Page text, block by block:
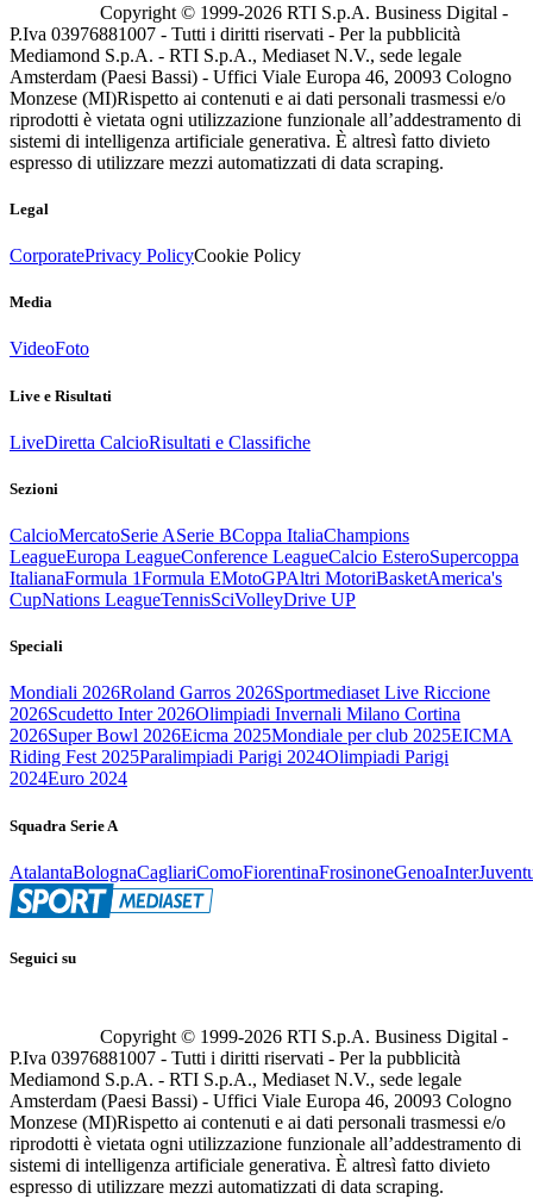
Copyright © 1999-2026 RTI S.p.A. Business Digital -
P.Iva 03976881007 - Tutti i diritti riservati - Per la pubblicità
Mediamond S.p.A. - RTI S.p.A., Mediaset N.V., sede legale
Amsterdam (Paesi Bassi) - Uffici Viale Europa 46, 20093 Cologno
Monzese (MI)Rispetto ai contenuti e ai dati personali trasmessi e/o
riprodotti è vietata ogni utilizzazione funzionale all’addestramento di
sistemi di intelligenza artificiale generativa. È altresì fatto divieto
espresso di utilizzare mezzi automatizzati di data scraping.
Legal
CorporatePrivacy PolicyCookie Policy
Media
VideoFoto
Live e Risultati
LiveDiretta CalcioRisultati e Classifiche
Sezioni
CalcioMercatoSerie ASerie BCoppa ItaliaChampions
LeagueEuropa LeagueConference LeagueCalcio EsteroSupercoppa
ItalianaFormula 1Formula EMotoGPAltri MotoriBasketAmerica's
CupNations LeagueTennisSciVolleyDrive UP
Speciali
Mondiali 2026Roland Garros 2026Sportmediaset Live Riccione
2026Scudetto Inter 2026Olimpiadi Invernali Milano Cortina
2026Super Bowl 2026Eicma 2025Mondiale per club 2025EICMA
Riding Fest 2025Paralimpiadi Parigi 2024Olimpiadi Parigi
2024Euro 2024
Squadra Serie A
AtalantaBolognaCagliariComoFiorentinaFrosinoneGenoaInter
Seguici su
Copyright © 1999-2026 RTI S.p.A. Business Digital -
P.Iva 03976881007 - Tutti i diritti riservati - Per la pubblicità
Mediamond S.p.A. - RTI S.p.A., Mediaset N.V., sede legale
Amsterdam (Paesi Bassi) - Uffici Viale Europa 46, 20093 Cologno
Monzese (MI)Rispetto ai contenuti e ai dati personali trasmessi e/o
riprodotti è vietata ogni utilizzazione funzionale all’addestramento di
sistemi di intelligenza artificiale generativa. È altresì fatto divieto
espresso di utilizzare mezzi automatizzati di data scraping.